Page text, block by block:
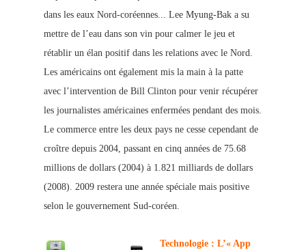
dans les eaux Nord-coréennes... Lee Myung-Bak a su
mettre de l’eau dans son vin pour calmer le jeu et
rétablir un élan positif dans les relations avec le Nord.
Les américains ont également mis la main à la patte
avec l’intervention de Bill Clinton pour venir récupérer
les journalistes américaines enfermées pendant des mois.
Le commerce entre les deux pays ne cesse cependant de
croître depuis 2004, passant en cinq années de 75.68
millions de dollars (2004) à 1.821 milliards de dollars
(2008). 2009 restera une année spéciale mais positive
selon le gouvernement Sud-coréen.
Technologie : L’« App